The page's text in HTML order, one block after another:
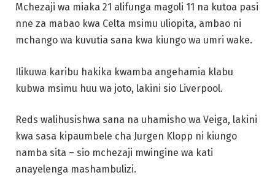
Mchezaji wa miaka 21 alifunga magoli 11 na kutoa pasi
nne za mabao kwa Celta msimu uliopita, ambao ni
mchango wa kuvutia sana kwa kiungo wa umri wake.
Ilikuwa karibu hakika kwamba angehamia klabu
kubwa msimu huu wa joto, lakini sio Liverpool.
Reds walihusishwa sana na uhamisho wa Veiga, lakini
kwa sasa kipaumbele cha Jurgen Klopp ni kiungo
namba sita – sio mchezaji mwingine wa kati
anayelenga mashambulizi.